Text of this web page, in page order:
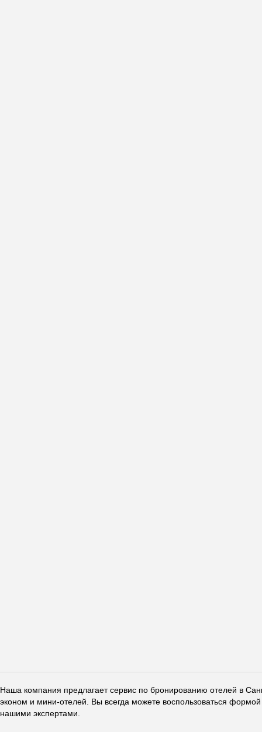
Наша компания предлагает сервис по бронированию отелей в
эконом и мини-отелей. Вы всегда можете воспользоваться
нашими экспертами.